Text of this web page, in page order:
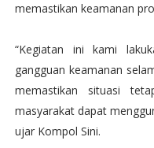
memastikan keamanan
“Kegiatan ini kami
gangguan keamanan
memastikan situasi
masyarakat dapat
ujar Kompol Sini.